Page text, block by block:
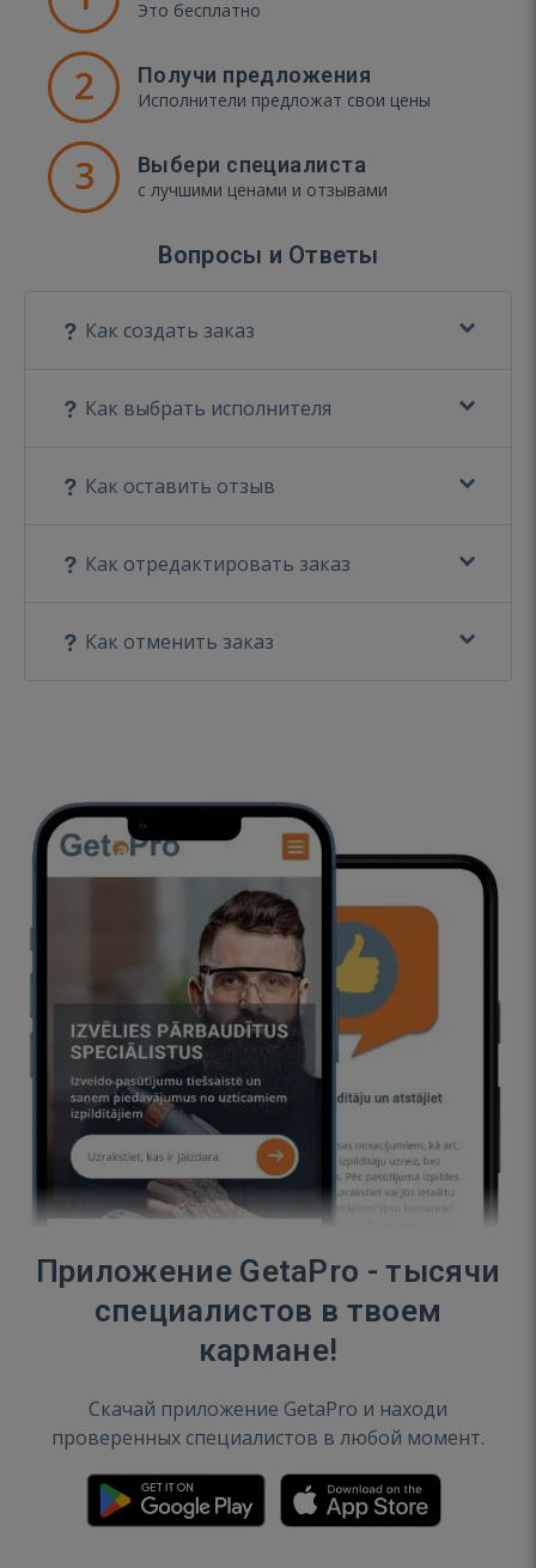
Это бесплатно
2 Получи предложения
Исполнители предложат свои цены
3 Выбери специалиста
с лучшими ценами и отзывами
Вопросы и Ответы
Как создать заказ
Как выбрать исполнителя
Как оставить отзыв
Как отредактировать заказ
Как отменить заказ
Приложение GetaPro - тысячи
специалистов в твоем
кармане!
Скачай приложение GetaPro и находи
проверенных специалистов в любой момент.